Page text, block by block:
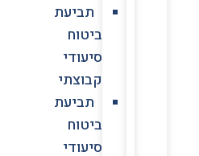
תביעת
ביטוח
סיעודי
קבוצתי
תביעת
ביטוח
סיעודי